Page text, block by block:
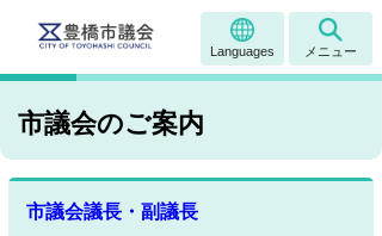
Languages メニュー
市議会のご案内
市議会議長・副議長